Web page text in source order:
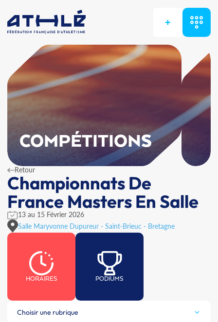
+
COMPÉTITIONS
Retour
Championnats De
France Masters En Salle
13 au 15 Février 2026
Salle Maryvonne Dupureur - Saint-Brieuc - Bretagne
HORAIRES PODIUMS
Choisir une rubrique